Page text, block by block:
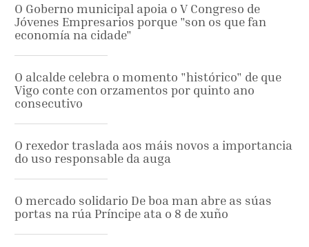
O Goberno municipal apoia o V Congreso de
Jóvenes Empresarios porque "son os que fan
economía na cidade"
O alcalde celebra o momento "histórico" de que
Vigo conte con orzamentos por quinto ano
consecutivo
O rexedor traslada aos máis novos a importancia
do uso responsable da auga
O mercado solidario De boa man abre as súas
portas na rúa Príncipe ata o 8 de xuño